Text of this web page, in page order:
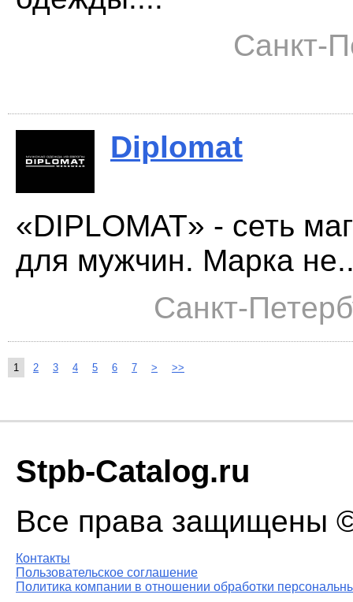
Санкт-
Diplomat
«DIPLOMAT» - сеть
для мужчин. Марка
Санкт-
1 2 3 4 5 6 7 > >>
Stpb-Catalog.ru
Все права защищены
Контакты
Пользовательское соглашение
Политика компании в отношении обработки